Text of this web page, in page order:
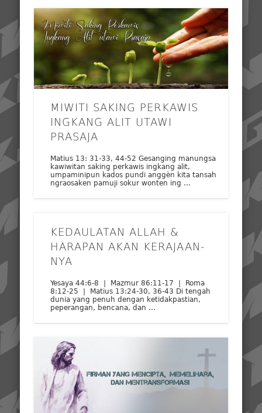
MIWITI SAKING PERKAWIS
INGKANG ALIT UTAWI
PRASAJA
Matius 13: 31-33, 44-52 Gesanging manungsa
kawiwitan saking perkawis ingkang alit,
umpaminipun kados pundi anggèn kita tansah
ngraosaken pamuji sokur wonten ing …
KEDAULATAN ALLAH &
HARAPAN AKAN KERAJAAN-
NYA
Yesaya 44:6-8 | Mazmur 86:11-17 | Roma
8:12-25 | Matius 13:24-30, 36-43 Di tengah
dunia yang penuh dengan ketidakpastian,
peperangan, bencana, dan …